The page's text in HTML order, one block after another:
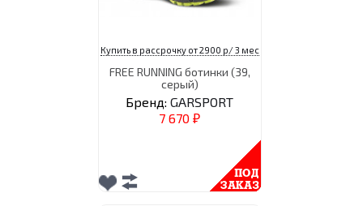
Купить в рассрочку от 2900 р/ 3 мес
FREE RUNNING ботинки (39,
серый)
Бренд: GARSPORT
7 670 ₽